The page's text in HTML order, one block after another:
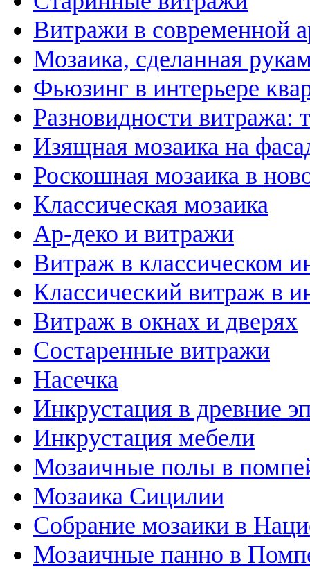
Витражи в современной
Мозаика, сделанная
Фьюзинг в интерьере
Разновидности витража:
Изящная мозаика на
Роскошная мозаика в
Классическая мозаика
Ар-деко и витражи
Витраж в классическом
Классический витраж в
Витраж в окнах и дверях
Состаренные витражи
Насечка
Инкрустация в древние
Инкрустация мебели
Мозаичные полы в
Мозаика Сицилии
Собрание мозаики в
Мозаичные панно в